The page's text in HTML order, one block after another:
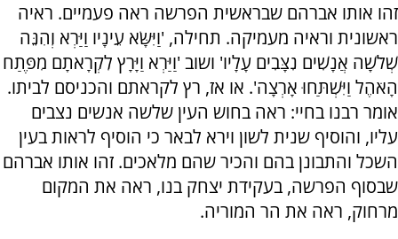
זהו אותו אברהם שבראשית הפרשה ראה פעמיים. ראיה
ראשונית וראיה מעמיקה. תחילה, 'וַיִּשָּׂא עֵינָיו וַיַּרְא וְהִנֵּה
שְׁלֹשָׁה אֲנָשִׁים נִצָּבִים עָלָיו' ושוב 'וַיַּרְא וַיָּרָץ לִקְרָאתָם מִפֶּתַח
הָאֹהֶל וַיִּשְׁתַּחוּ אָרְצָה'. או אז, רץ לקראתם והכניסם לביתו.
אומר רבנו בחיי: ראה בחוש העין שלשה אנשים נצבים
עליו, והוסיף שנית לשון וירא לבאר כי הוסיף לראות בעין
השכל והתבונן בהם והכיר שהם מלאכים. זהו אותו אברהם
שבסוף הפרשה, בעקידת יצחק בנו, ראה את המקום
מרחוק, ראה את הר המוריה.